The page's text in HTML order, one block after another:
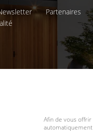
Partenaires
Afin de vous